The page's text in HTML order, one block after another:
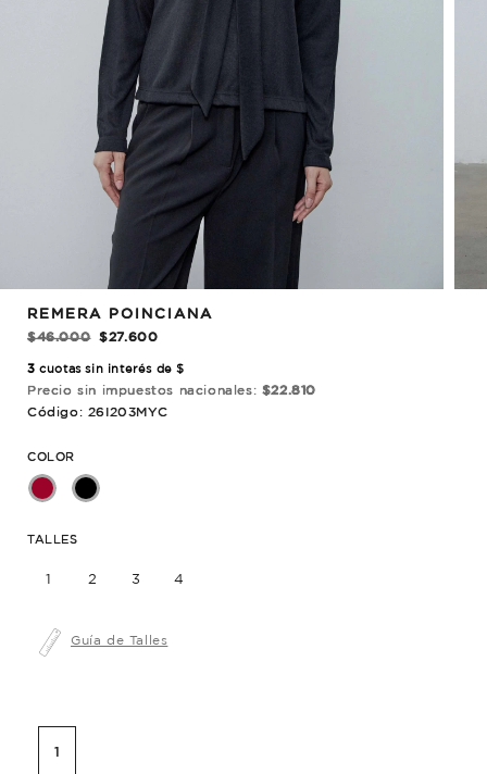
REMERA POINCIANA
$46.000
$27.600
3 cuotas sin interés de $
Precio sin impuestos nacionales: $22.810
Código: 26I203MYC
COLOR
TALLES
1 2 3 4
Guía de Talles